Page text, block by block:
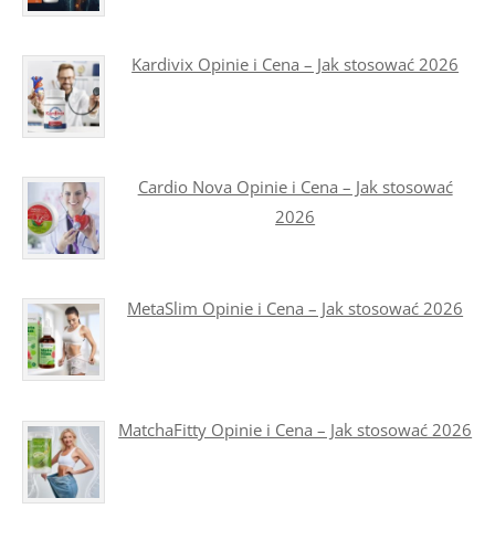
Kardivix Opinie i Cena – Jak stosować 2026
Cardio Nova Opinie i Cena – Jak stosować
2026
MetaSlim Opinie i Cena – Jak stosować 2026
MatchaFitty Opinie i Cena – Jak stosować 2026